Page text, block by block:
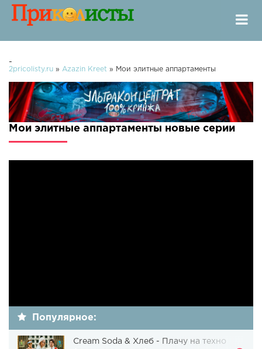
-
2pricolisty.ru » Azazin Kreet » Мои элитные аппартаменты
Мои элитные аппартаменты новые серии
Популярное:
Cream Soda & Хлеб - Плачу на техно